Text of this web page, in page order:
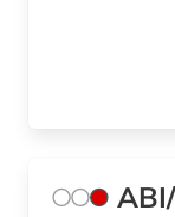
betrieb (3)